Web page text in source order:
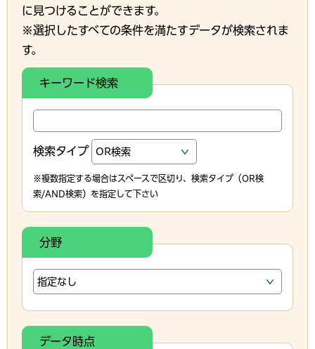
に見つけることができます。
※選択したすべての条件を満たすデータが検索されま
す。
キーワード検索
検索タイプ
※複数指定する場合はスペースで区切り、検索タイプ（OR検
索/AND検索）を指定して下さい
分野
データ時点